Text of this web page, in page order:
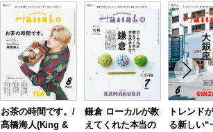
お茶の時間です。/
髙橋海人(King &
鎌倉 ローカルが教
えてくれた本当の
トレンド
る新しい“